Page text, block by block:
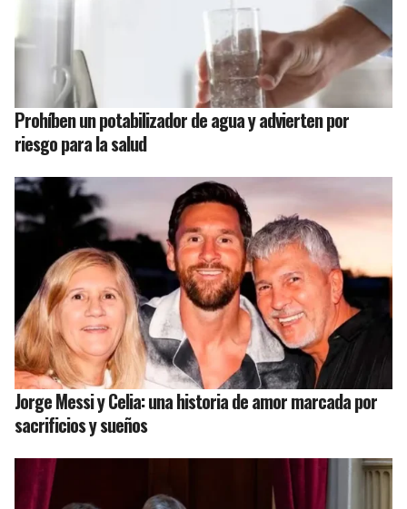
Prohíben un potabilizador de agua y advierten por
riesgo para la salud
Jorge Messi y Celia: una historia de amor marcada por
sacrificios y sueños